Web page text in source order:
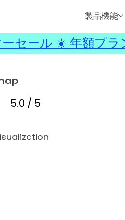
製品機能
5.0 / 5
セール ☀️ 年額プラ